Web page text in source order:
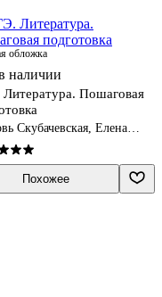
обложка
наличии
Пошаговая
Скубачевская, Елена
Екатерина Хадыко
Похожее